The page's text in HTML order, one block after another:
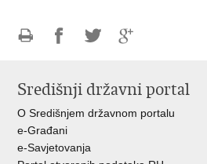
FacebookuTwitteruGoogle
Središnji državni portal
O Središnjem državnom portalu
e-Građani
e-Savjetovanja